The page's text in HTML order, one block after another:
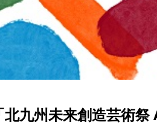
九州未来創造芸術祭